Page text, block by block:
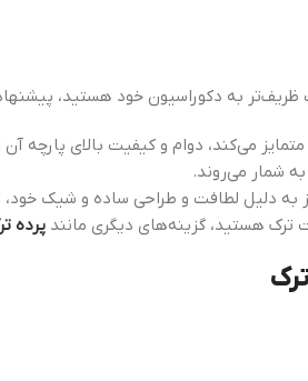
ظریف‌تر به دکوراسیون خود هستید،
متمایز می‌کند، دوام و کیفیت بالای
شمار می‌روند.
به دلیل لطافت و طراحی ساده و شیک
ترک هستید، گزینه‌های دیگری مانند پرده